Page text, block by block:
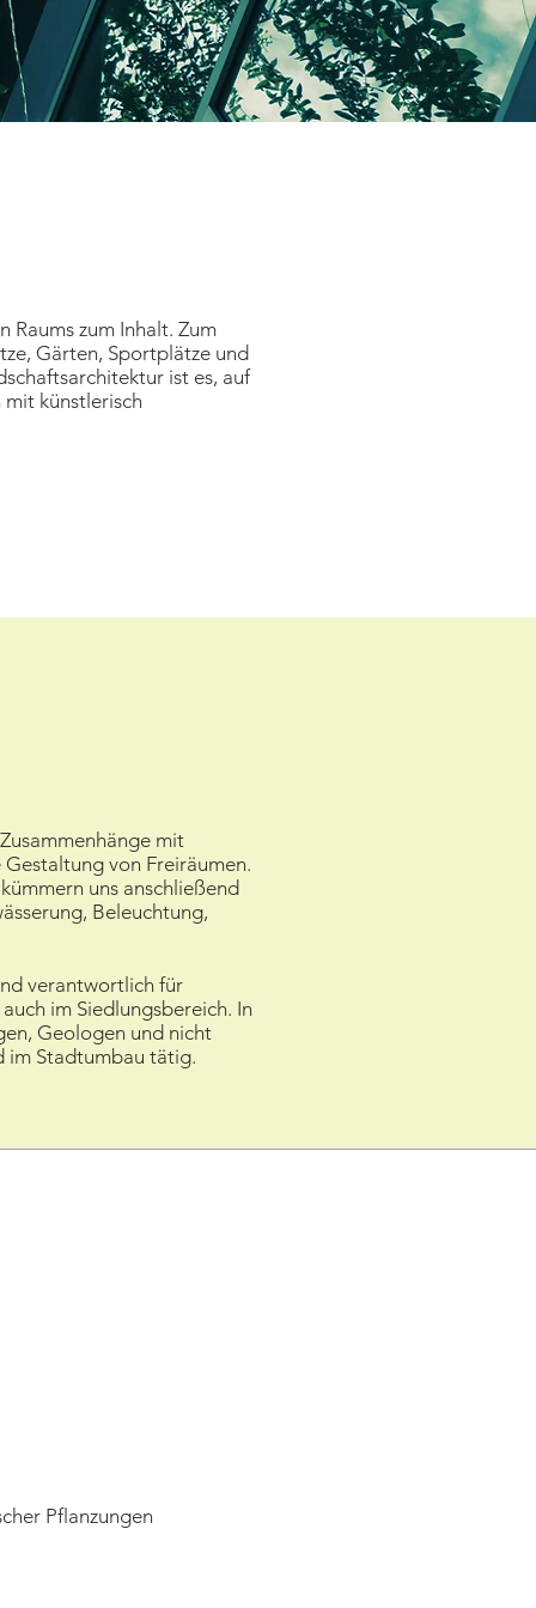
zum Inhalt. Zum
Gärten, Sportplätze und
ist es, auf
künstlerisch
mit
von Freiräumen.
uns anschließend
Beleuchtung,
verantwortlich für
im Siedlungsbereich. In
Geologen und nicht
im Stadtumbau tätig.
Pflanzungen